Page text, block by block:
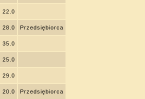
22.0
28.0 Przedsiębiorca
35.0
25.0
29.0
20.0 Przedsiębiorca